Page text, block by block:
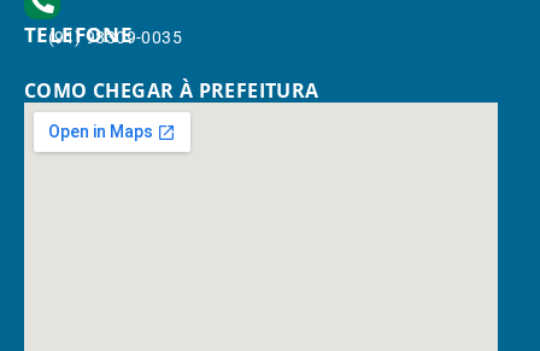
TELEFONE
(91) 98309-0035
COMO CHEGAR À PREFEITURA